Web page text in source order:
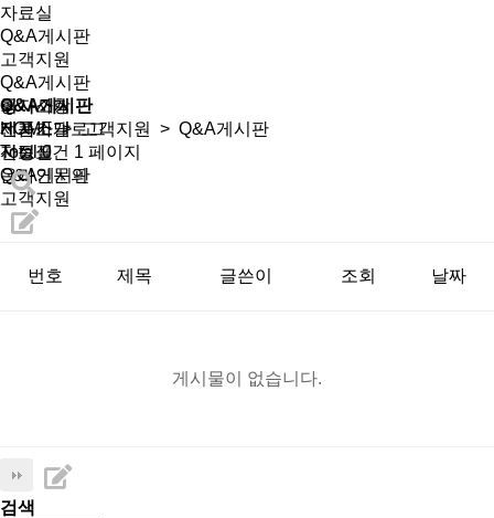
자료실
Q&A게시판
고객지원
Q&A게시판
회사소개
제품소개
선정표
온라인문의
고객지원
공지사항
전자카달로그
자료실
Q&A게시판
Q&A게시판
HOME>고객지원
> Q&A게시판
Total 0건 1 페이지
번호 제목 글쓴이 조회 날짜
게시물이 없습니다.
검색